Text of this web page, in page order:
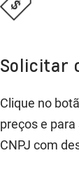
Solicitar
Clique no
preços e
CNPJ com